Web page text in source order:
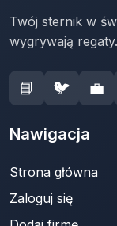
Twój sternik w
wygrywają regaty.
📘 🐦 💼
Nawigacja
Strona główna
Zaloguj się